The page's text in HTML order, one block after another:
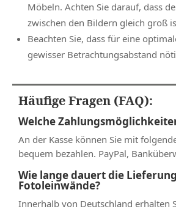
Möbeln. Achten Sie darauf, dass
zwischen den Bildern gleich groß
Beachten Sie, dass für eine
gewisser Betrachtungsabstand
Häufige Fragen (FAQ):
Welche
An der Kasse können Sie mit
bequem bezahlen. PayPal,
Wie lange dauert die
Fotoleinwände?
Innerhalb von Deutschland erhalten